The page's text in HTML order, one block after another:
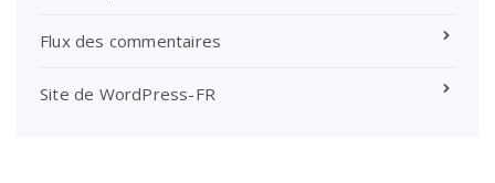
Flux des commentaires
Site de WordPress-FR